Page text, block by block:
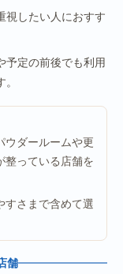
視したい人におすす
予定の前後でも利用
ウダールームや更
整っている店舗を
すさまで含めて選
舗